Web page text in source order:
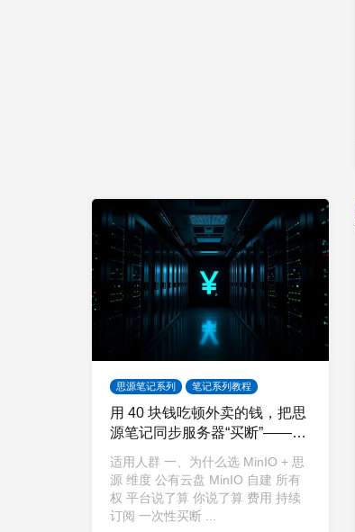
思源笔记系列 笔记系列教程
用 40 块钱吃顿外卖的钱，把思
源笔记同步服务器“买断”——
MinIO 零门槛自建实战
适用人群 一、为什么选 MinIO + 思
源 维度 公有云盘 MinIO 自建 所有
权 平台说了算 你说了算 费用 持续
订阅 一次性买断 ...